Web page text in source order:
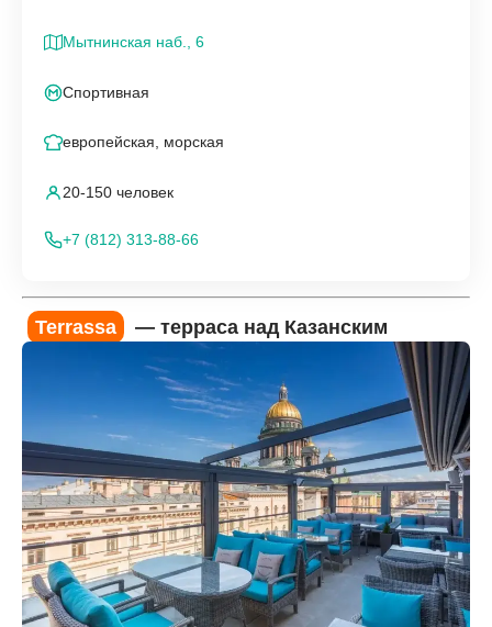
Мытнинская наб., 6
Спортивная
европейская, морская
20-150 человек
+7 (812) 313-88-66
Terrassa — терраса над Казанским